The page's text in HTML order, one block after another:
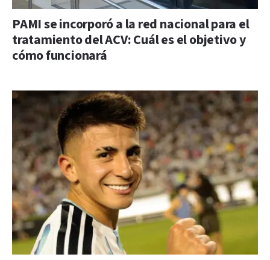
PAMI se incorporó a la red nacional para el
tratamiento del ACV: Cuál es el objetivo y
cómo funcionará